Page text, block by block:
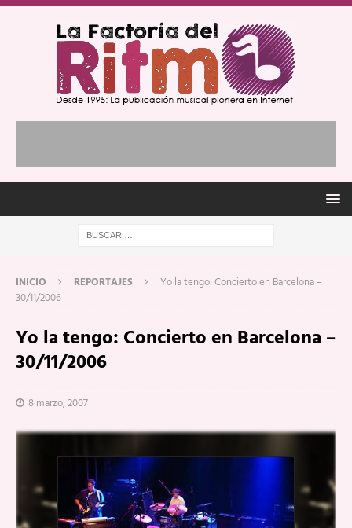
INICIO REPORTAJES
Yo la tengo: Concierto en Barcelona –
30/11/2006
Yo la tengo: Concierto en Barcelona –
30/11/2006
8 marzo, 2007